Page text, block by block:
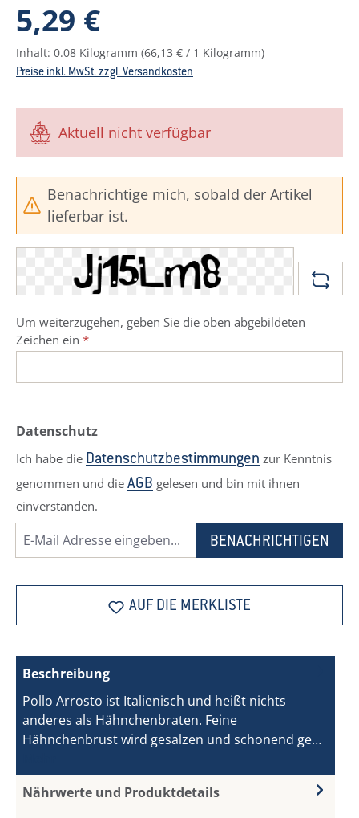
Regulärer Preis:
5,29 €
Inhalt: 0.08 Kilogramm (66,13 € / 1 Kilogramm)
Preise inkl. MwSt. zzgl. Versandkosten
Aktuell nicht verfügbar
Benachrichtige mich, sobald der Artikel
lieferbar ist.
Um weiterzugehen, geben Sie die oben abgebildeten
Zeichen ein *
Datenschutz
Ich habe die Datenschutzbestimmungen zur Kenntnis
genommen und die AGB gelesen und bin mit ihnen
einverstanden.
BENACHRICHTIGEN
AUF DIE MERKLISTE
Beschreibung
Pollo Arrosto ist Italienisch und heißt nichts
anderes als Hähnchenbraten. Feine
Hähnchenbrust wird gesalzen und schonend ge…
Nährwerte und Produktdetails